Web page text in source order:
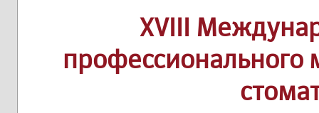
XVIII
профессионального